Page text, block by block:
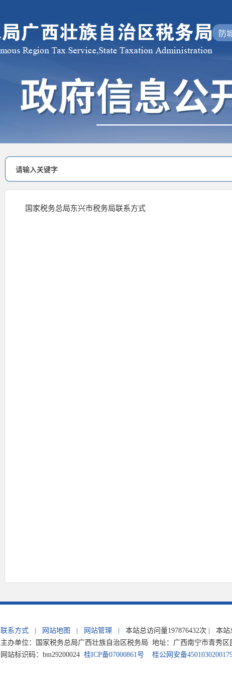
防
国家税务总局东兴市税务局联系方式
联系方式 网站地图 网站管理 本站总访问量197876432次 本站
主办单位：国家税务总局广西壮族自治区税务局 地址：广西南宁市青秀区
网站标识码：bm29200024 桂ICP备07000861号 桂公网安备